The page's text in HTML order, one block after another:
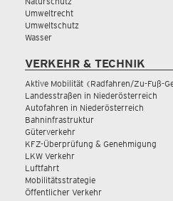
Umweltrecht
Umweltschutz
Wasser
VERKEHR & TECHNIK
Aktive Mobilität (Radfahren/Zu-Fuß-
Landesstraßen in Niederösterreich
Autofahren in Niederösterreich
Bahninfrastruktur
Güterverkehr
KFZ-Überprüfung & Genehmigung
LKW Verkehr
Luftfahrt
Mobilitätsstrategie
Öffentlicher Verkehr